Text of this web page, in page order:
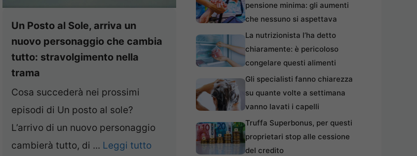
Un Posto al Sole, arriva un
nuovo personaggio che cambia
tutto: stravolgimento nella
trama
Cosa succederà nei prossimi
episodi di Un posto al sole?
L’arrivo di un nuovo personaggio
cambierà tutto, di ... Leggi tutto
pensione minima: gli aumenti
che nessuno si aspettava
La nutrizionista l’ha detto
chiaramente: è pericoloso
congelare questi alimenti
Gli specialisti fanno chiarezza
su quante volte a settimana
vanno lavati i capelli
Truffa Superbonus, per questi
proprietari stop alle cessione
del credito